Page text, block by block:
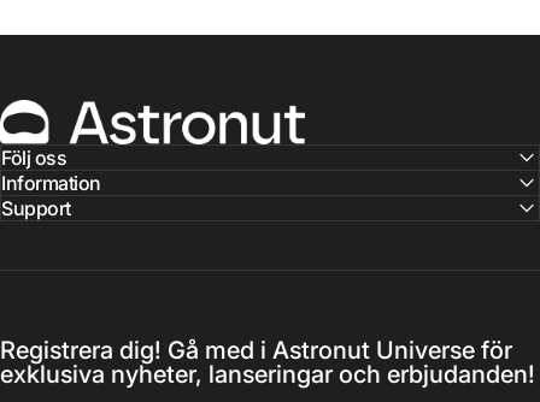
Astronut
Följ oss
Information
Support
Registrera dig! Gå med i Astronut Universe för
exklusiva nyheter, lanseringar och erbjudanden!